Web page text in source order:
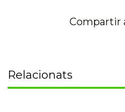
Compartir
Relacionats